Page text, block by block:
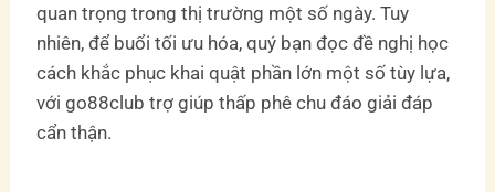
quan trọng trong thị trường một số ngày. Tuy
nhiên, để buổi tối ưu hóa, quý bạn đọc đề nghị học
cách khắc phục khai quật phần lớn một số tùy lựa,
với go88club trợ giúp thấp phê chu đáo giải đáp
cẩn thận.